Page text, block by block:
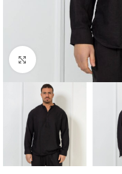
Click to enlarge